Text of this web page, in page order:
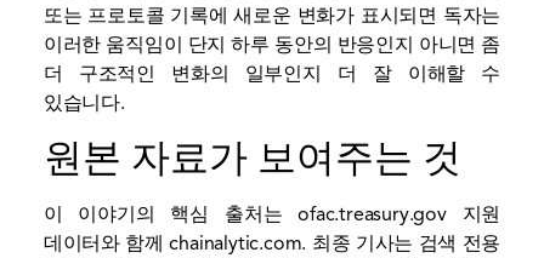
또는 프로토콜 기록에 새로운 변화가 표시되면 독자는
이러한 움직임이 단지 하루 동안의 반응인지 아니면 좀
더 구조적인 변화의 일부인지 더 잘 이해할 수
있습니다.
원본 자료가 보여주는 것
이 이야기의 핵심 출처는ofac.treasury.gov지원
데이터와 함께chainalytic.com. 최종 기사는 검색 전용